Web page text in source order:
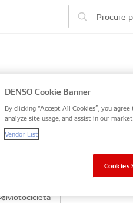
seu veículo
part number, or search by
VIN / Frame
Motocicleta
DENSO Cookie Banner
By clicking “Accept All Cookies”, you
analyze site usage, and assist in our
Vendor List
Cookies